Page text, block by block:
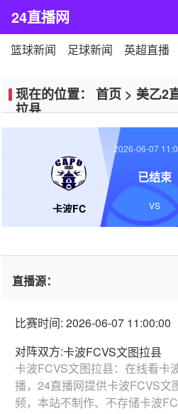
24直播网
篮球新闻 足球新闻 英超直播
现在的位置： 首页 > 美乙2
拉县
卡波FC
2026-06-07
已结束
VS
直播源：
比赛时间: 2026-06-07 11:00:00
对阵双方:卡波FCVS文图拉县
卡波FCVS文图拉县：在线看卡
播，24直播网提供卡波FCVS文
频，本站不制作、不存储卡波